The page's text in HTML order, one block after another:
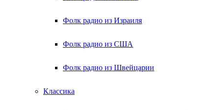
Фолк радио из Израиля
Фолк радио из США
Фолк радио из Швейцарии
Классика